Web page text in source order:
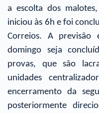
a escolta dos
iniciou às 6h e foi
Correios. A
domingo seja
provas, que são
unidades
encerramento da
posteriormente